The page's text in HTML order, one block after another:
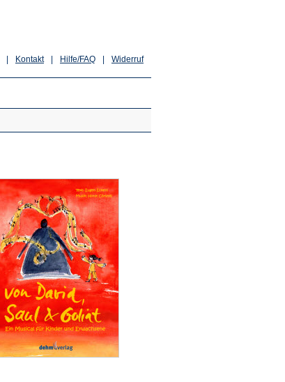
Widerruf
Hilfe/FAQ
Kontakt